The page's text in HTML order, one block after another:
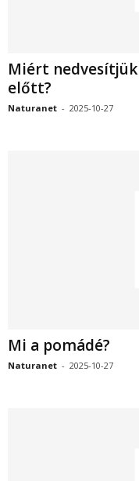
Miért
előtt?
Naturanet - 2025-10-27
Mi a pomádé?
Naturanet - 2025-10-27